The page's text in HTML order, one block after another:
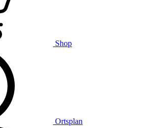
Shop
Ortsplan